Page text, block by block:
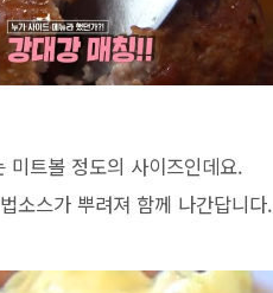
미트볼 정도의 사이즈인데요.
소스가 뿌려져 함께 나간답니다.